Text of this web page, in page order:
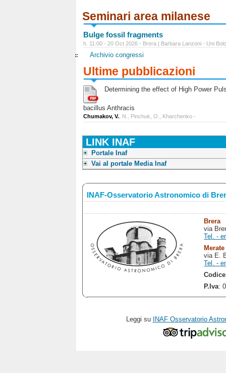
Seminari area milanese
Bulge fossil fragments
h. 11:00 - 20 Oct 2026 - Brera | Barbara Lanzoni - Uni
Archivio congressi
Ultime pubblicazioni
Determining the effect of High Power
bacillus Anthracis
Chumakov, V. , N., Pinchuk, O., Kharchenko -
LINK INAF
Portale Inaf
Vai al portale Media Inaf
INAF-Osservatorio Astronomico di
Brera
via
Tel. -
Merate
via E.
Tel. -
P.Iva:
Leggi su INAF Osservatorio